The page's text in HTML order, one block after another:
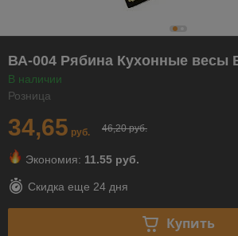
ВА-004 Рябина Кухонные
В наличии
Розница
34,65 руб. 46,20 руб.
Экономия: 11.55 руб.
Скидка еще 24 дня
Купить